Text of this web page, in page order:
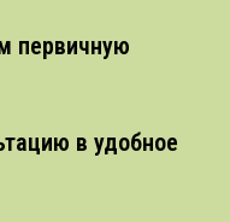
первичную
в удобное